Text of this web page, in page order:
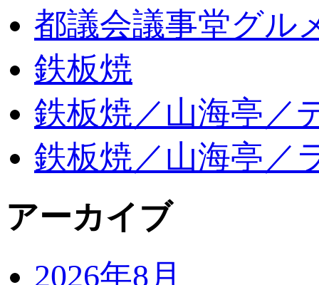
都議会議事堂グル
鉄板焼
鉄板焼／山海亭／
鉄板焼／山海亭／
アーカイブ
2026年8月